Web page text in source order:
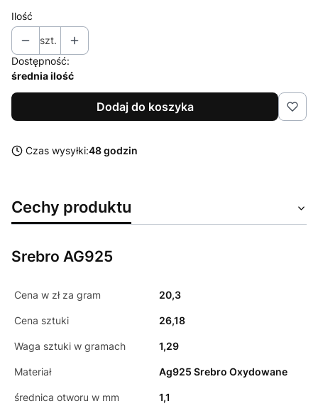
Ilość
szt.
Dostępność:
średnia ilość
Dodaj do koszyka
Czas wysyłki:48 godzin
Cechy produktu
Srebro AG925
Cena w zł za gram 20,3
Cena sztuki 26,18
Waga sztuki w gramach 1,29
Materiał Ag925 Srebro Oxydowane
średnica otworu w mm 1,1